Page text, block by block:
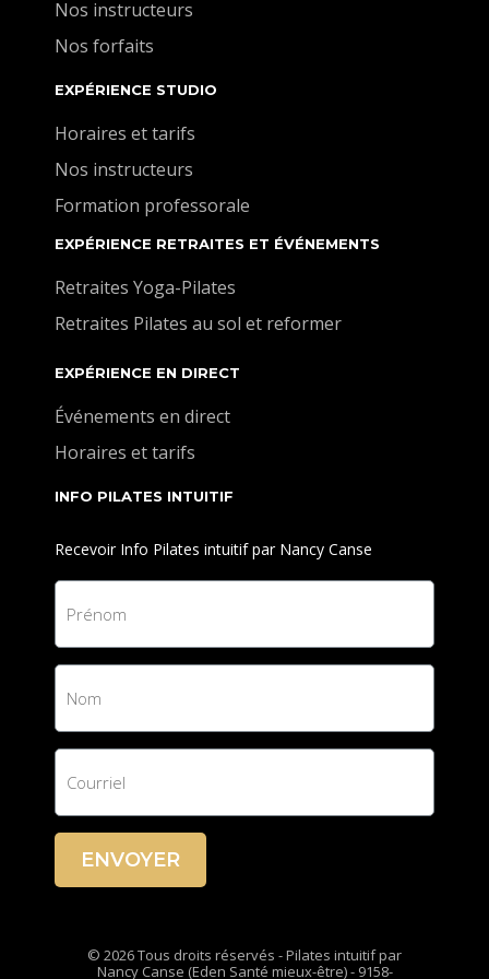
Nos instructeurs
Nos forfaits
EXPÉRIENCE STUDIO
Horaires et tarifs
Nos instructeurs
Formation professorale
EXPÉRIENCE RETRAITES ET ÉVÉNEMENTS
Retraites Yoga-Pilates
Retraites Pilates au sol et reformer
EXPÉRIENCE EN DIRECT
Événements en direct
Horaires et tarifs
INFO PILATES INTUITIF
Recevoir Info Pilates intuitif par Nancy Canse
ENVOYER
© 2026 Tous droits réservés - Pilates intuitif par
Nancy Canse (Eden Santé mieux-être) - 9158-